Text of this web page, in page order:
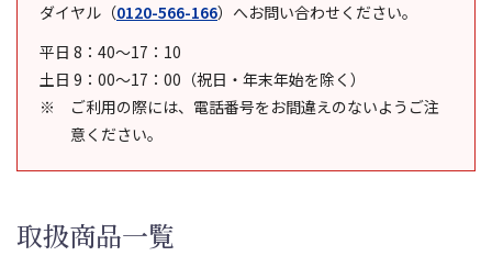
ダイヤル （0120-566-166） へお問い合わせください。
平日 8：40～17：10
土日 9：00～17：00（祝日・年末年始を除く）
ご利用の際には、電話番号をお間違えのないようご注
意ください。
取扱商品一覧